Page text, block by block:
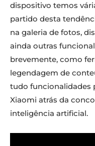
Xiaomi 14T
dispositivo temos
partido desta
na galeria de fotos,
ainda outras
brevemente, como
legendagem de
tudo funcionalidades
Xiaomi atrás da
inteligência artificial.